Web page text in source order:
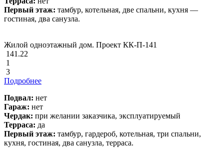
Первый этаж: тамбур, котельная, две спальни, кухня —
гостиная, два санузла.
Жилой одноэтажный дом. Проект КК-П-141
141.22
1
3
Подробнее
Подвал: нет
Гараж: нет
Чердак: при желании заказчика, эксплуатируемый
Терраса: да
Первый этаж: тамбур, гардероб, котельная, три спальни,
кухня, гостиная, два санузла, терраса.